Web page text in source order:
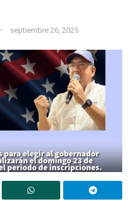
septiembre 26, 2025